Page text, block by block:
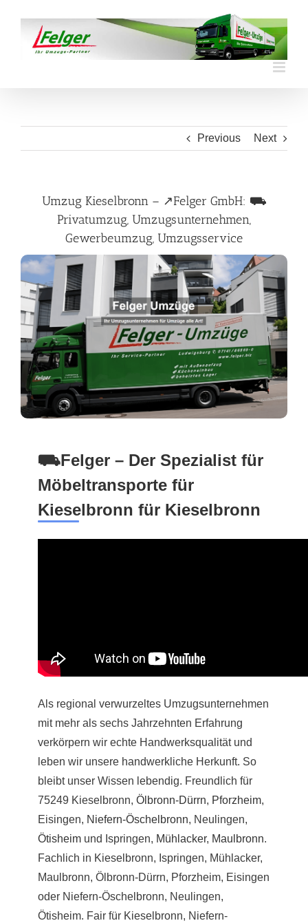
content
Previous Next
Umzug Kieselbronn – ↗️Felger GmbH: ⛟
Privatumzug, Umzugsunternehmen,
Gewerbeumzug, Umzugsservice
⛟Felger – Der Spezialist für
Möbeltransporte für
Kieselbronn für Kieselbronn
Als regional verwurzeltes Umzugsunternehmen
mit mehr als sechs Jahrzehnten Erfahrung
verkörpern wir echte Handwerksqualität und
leben wir unsere handwerkliche Herkunft. So
bleibt unser Wissen lebendig. Freundlich für
75249 Kieselbronn, Ölbronn-Dürrn, Pforzheim,
Eisingen, Niefern-Öschelbronn, Neulingen,
Ötisheim und Ispringen, Mühlacker, Maulbronn.
Fachlich in Kieselbronn, Ispringen, Mühlacker,
Maulbronn, Ölbronn-Dürrn, Pforzheim, Eisingen
oder Niefern-Öschelbronn, Neulingen,
Ötisheim. Fair für Kieselbronn, Niefern-